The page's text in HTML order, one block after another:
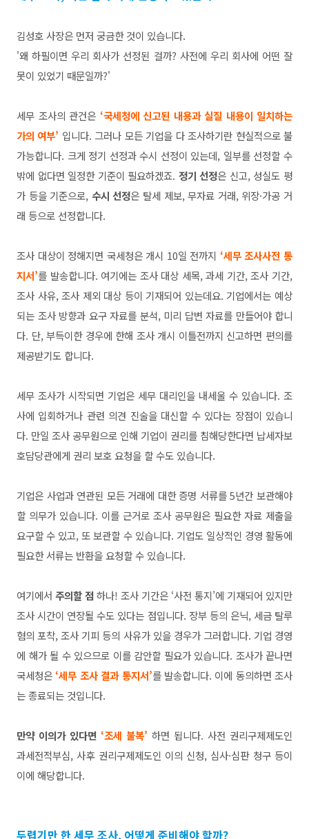
김성호 사장은 먼저 궁금한 것이 있습니다.
'왜 하필이면 우리 회사가 선정된 걸까? 사전에 우리 회사에 어떤 잘
못이 있었기 때문일까?'
세무 조사의 관건은 ‘국세청에 신고된 내용과 실질 내용이 일치하는
가의 여부’ 입니다. 그러나 모든 기업을 다 조사하기란 현실적으로 불
가능합니다. 크게 정기 선정과 수시 선정이 있는데, 일부를 선정할 수
밖에 없다면 일정한 기준이 필요하겠죠. 정기 선정은 신고, 성실도 평
가 등을 기준으로, 수시 선정은 탈세 제보, 무자료 거래, 위장·가공 거
래 등으로 선정합니다.
조사 대상이 정해지면 국세청은 개시 10일 전까지 ‘세무 조사사전 통
지서’를 발송합니다. 여기에는 조사 대상 세목, 과세 기간,조사 기간,
조사 사유, 조사 제외 대상 등이 기재되어 있는데요. 기업에서는 예상
되는 조사 방향과 요구 자료를 분석, 미리 답변 자료를 만들어야 합니
다. 단, 부득이한 경우에 한해 조사 개시 이틀전까지 신고하면 편의를
제공받기도 합니다.
세무 조사가 시작되면 기업은 세무 대리인을 내세울 수 있습니다. 조
사에 입회하거나 관련 의견 진술을 대신할 수 있다는 장점이 있습니
다. 만일 조사 공무원으로 인해 기업이 권리를 침해당한다면 납세자보
호담당관에게 권리 보호 요청을 할 수도 있습니다.
기업은 사업과 연관된 모든 거래에 대한 증명 서류를 5년간 보관해야
할 의무가 있습니다. 이를 근거로 조사 공무원은 필요한 자료 제출을
요구할 수 있고, 또 보관할 수 있습니다. 기업도 일상적인 경영 활동에
필요한 서류는 반환을 요청할 수 있습니다.
여기에서 주의할 점 하나! 조사 기간은 ‘사전 통지’에 기재되어 있지만
조사 시간이 연장될 수도 있다는 점입니다. 장부 등의 은닉, 세금 탈루
혐의 포착, 조사 기피 등의 사유가 있을 경우가 그러합니다. 기업 경영
에 해가 될 수 있으므로 이를 감안할 필요가 있습니다. 조사가 끝나면
국세청은 ‘세무 조사 결과 통지서’를 발송합니다. 이에 동의하면 조사
는 종료되는 것입니다.
만약 이의가 있다면 ‘조세 불복’ 하면 됩니다. 사전 권리구제제도인
과세전적부심, 사후 권리구제제도인 이의 신청, 심사·심판 청구 등이
이에 해당합니다.
두렵기만 한 세무 조사, 어떻게 준비해야 할까?